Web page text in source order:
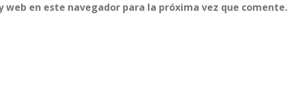
en este navegador para la próxima vez que comente.